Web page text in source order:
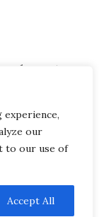
experience,
our
to our use of
Accept All
los retos
parte
en redes
parte
COOKIES